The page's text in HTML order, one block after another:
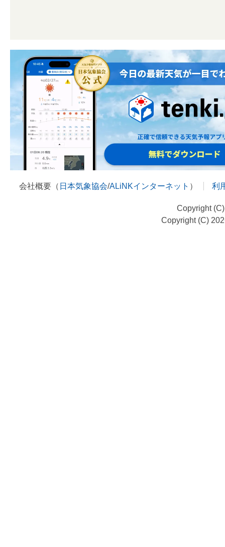
会社概要（ 日本気象協会/ALiNKインターネット ） 利
Copyright
Copyright (C)